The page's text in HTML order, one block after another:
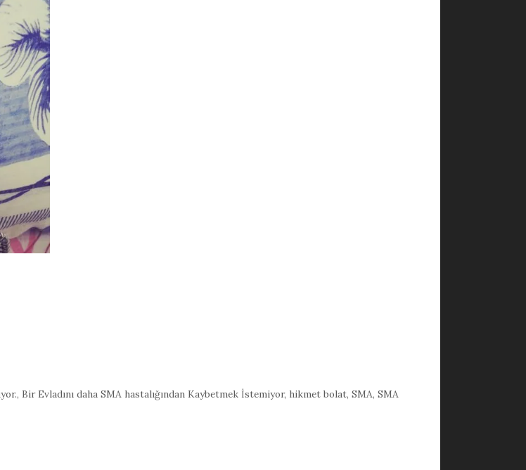
, Bir Evladını daha SMA hastalığından Kaybetmek İstemiyor, hikmet bolat,SMA,SMA